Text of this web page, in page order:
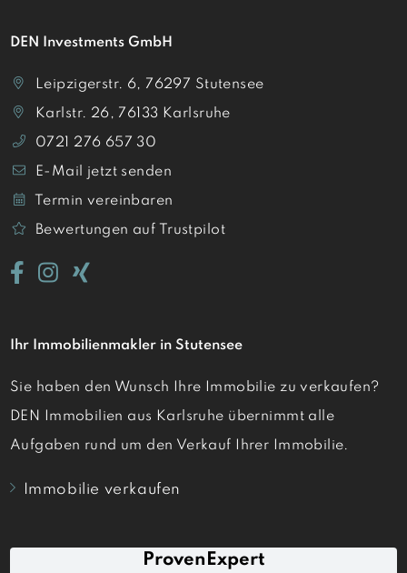
DEN Investments GmbH
Leipzigerstr. 6, 76297 Stutensee
Karlstr. 26, 76133 Karlsruhe
0721 276 657 30
E-Mail jetzt senden
Termin vereinbaren
Bewertungen auf Trustpilot
Ihr Immobilienmakler in Stutensee
Sie haben den Wunsch Ihre Immobilie zu verkaufen?
DEN Immobilien aus Karlsruhe übernimmt alle
Aufgaben rund um den Verkauf Ihrer Immobilie.
Immobilie verkaufen